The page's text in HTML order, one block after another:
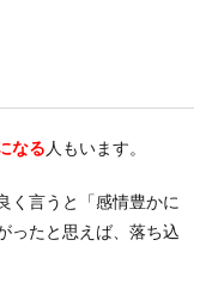
なる 人もいます。
く言うと「感情豊かに
ったと思えば、落ち込